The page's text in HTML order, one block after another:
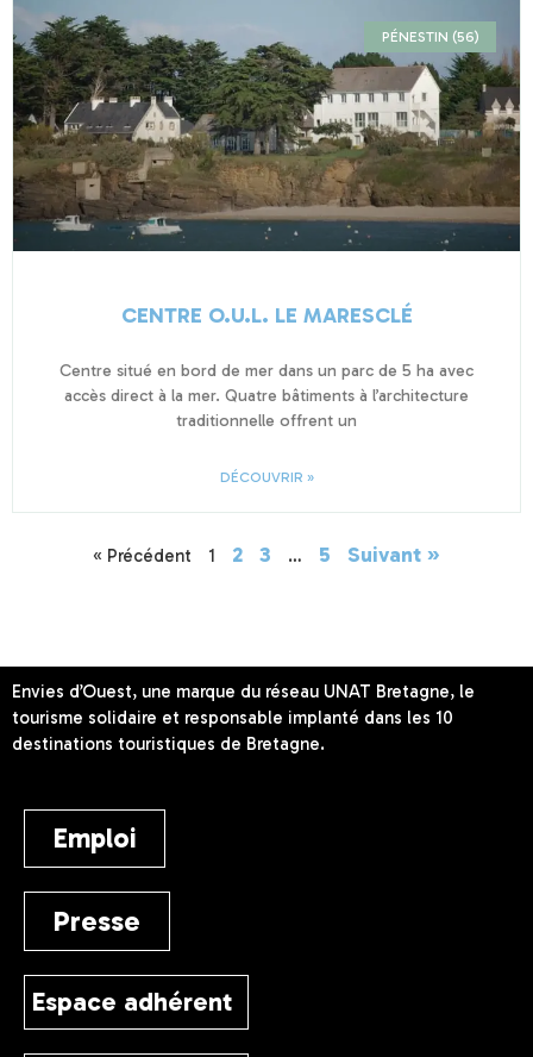
PÉNESTIN (56)
CENTRE O.U.L. LE MARESCLÉ
Centre situé en bord de mer dans un parc de 5 ha avec
accès direct à la mer. Quatre bâtiments à l’architecture
traditionnelle offrent un
DÉCOUVRIR »
« Précédent 1 2 3 … 5 Suivant »
Envies d’Ouest, une marque du réseau UNAT Bretagne, le
tourisme solidaire et responsable implanté dans les 10
destinations touristiques de Bretagne.
Emploi
Presse
Espace adhérent